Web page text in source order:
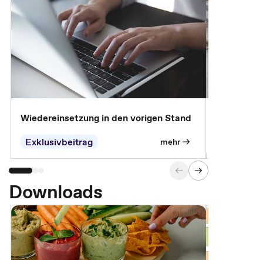
Wiedereinsetzung in den vorigen Stand
Exklusivbeitrag
mehr
Downloads